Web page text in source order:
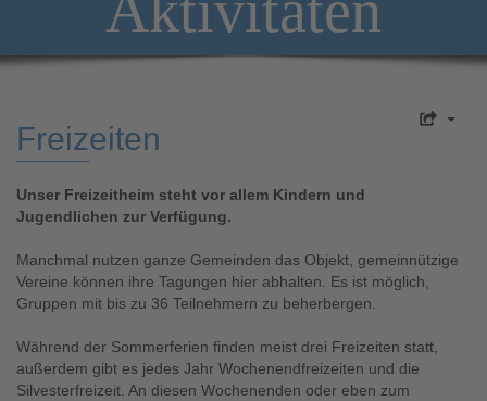
Freizeiten
Unser Freizeitheim steht vor allem Kindern und
Jugendlichen zur Verfügung.
Manchmal nutzen ganze Gemeinden das Objekt, gemeinnützige
Vereine können ihre Tagungen hier abhalten. Es ist möglich,
Gruppen mit bis zu 36 Teilnehmern zu beherbergen.
Während der Sommerferien finden meist drei Freizeiten statt,
außerdem gibt es jedes Jahr Wochenendfreizeiten und die
Silvesterfreizeit. An diesen Wochenenden oder eben zum